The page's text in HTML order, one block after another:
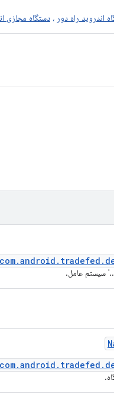
اندروید راه دور ، دستگاه مجازی